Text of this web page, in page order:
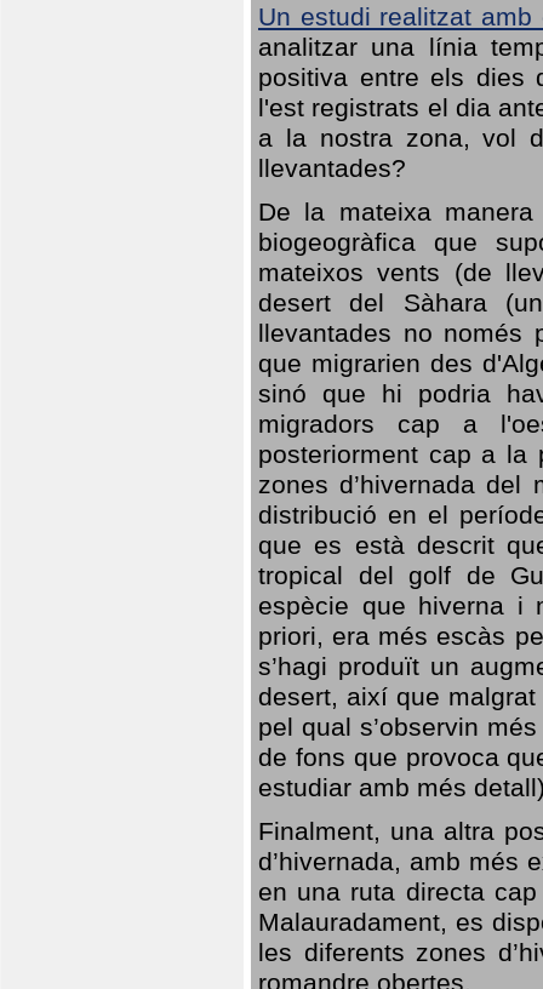
Un estudi realitzat amb
analitzar una línia
positiva entre els dies
l'est registrats el dia
a la nostra zona, vol
llevantades?
De la mateixa
biogeogràfica que
mateixos vents (de
desert del Sàhara
llevantades no només
que migrarien des
sinó que hi podria
migradors cap a
posteriorment cap a la
zones d’hivernada
distribució en el
que es està descrit
tropical del golf de
espècie que hiverna i
priori, era més escàs
s’hagi produït un
desert, així que
pel qual s’observin
de fons que provoca
estudiar amb més
Finalment, una altra
d’hivernada, amb més
en una ruta directa
Malauradament, es
les diferents zones
romandre obertes.